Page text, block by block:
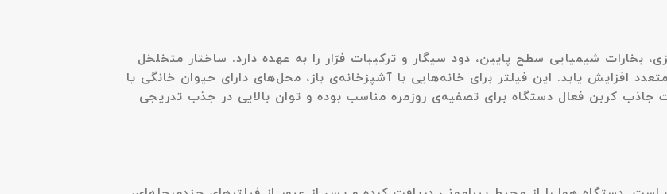
بخارات شیمیایی سطح پایین، دود سیگار و ترکیبات فرّار را به عهده دارد. ساختار متخلخل
افزایش یابد. این فیلتر برای خانه‌هایی با آشپزخانه‌ی باز، محل‌های دارای حیوان خانگی یا
جاذب کربن فعال دستگاه برای تصفیه‌ی روزمره مناسب بوده و توان بالایی در جذب تدریجی